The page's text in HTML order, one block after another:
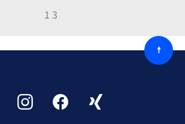
1 3
到
顶